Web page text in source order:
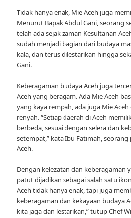
Tidak hanya enak, Mie Aceh juga
Menurut Bapak Abdul Gani, seorang
telah ada sejak zaman Kesultanan
sudah menjadi bagian dari budaya
kala, dan terus dilestarikan hingga
Gani.
Keberagaman budaya Aceh juga
Aceh yang beragam. Ada Mie Aceh
yang kaya rempah, ada juga Mie
renyah. “Setiap daerah di Aceh
berbeda, sesuai dengan selera dan
setempat,” kata Ibu Fatimah, seorang
Aceh.
Dengan kelezatan dan keberagaman
patut dijadikan sebagai salah satu
Aceh tidak hanya enak, tapi juga
keberagaman dan kekayaan budaya
kita jaga dan lestarikan,” tutup Chef